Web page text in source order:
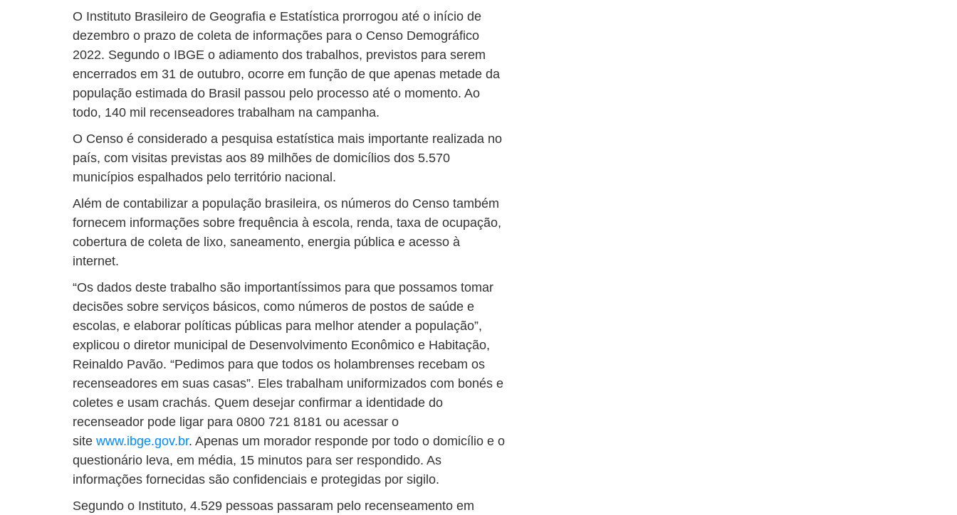
O Instituto Brasileiro de Geografia e Estatística prorrogou até o início de
dezembro o prazo de coleta de informações para o Censo Demográfico
2022. Segundo o IBGE o adiamento dos trabalhos, previstos para serem
encerrados em 31 de outubro, ocorre em função de que apenas metade da
população estimada do Brasil passou pelo processo até o momento. Ao
todo, 140 mil recenseadores trabalham na campanha.
O Censo é considerado a pesquisa estatística mais importante realizada no
país, com visitas previstas aos 89 milhões de domicílios dos 5.570
municípios espalhados pelo território nacional.
Além de contabilizar a população brasileira, os números do Censo também
fornecem informações sobre frequência à escola, renda, taxa de ocupação,
cobertura de coleta de lixo, saneamento, energia pública e acesso à
internet.
“Os dados deste trabalho são importantíssimos para que possamos tomar
decisões sobre serviços básicos, como números de postos de saúde e
escolas, e elaborar políticas públicas para melhor atender a população”,
explicou o diretor municipal de Desenvolvimento Econômico e Habitação,
Reinaldo Pavão. “Pedimos para que todos os holambrenses recebam os
recenseadores em suas casas”. Eles trabalham uniformizados com bonés e
coletes e usam crachás. Quem desejar confirmar a identidade do
recenseador pode ligar para 0800 721 8181 ou acessar o
site www.ibge.gov.br. Apenas um morador responde por todo o domicílio e o
questionário leva, em média, 15 minutos para ser respondido. As
informações fornecidas são confidenciais e protegidas por sigilo.
Segundo o Instituto, 4.529 pessoas passaram pelo recenseamento em